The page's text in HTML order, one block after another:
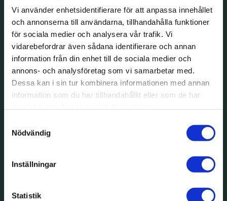
Vi använder enhetsidentifierare för att anpassa innehållet
och annonserna till användarna, tillhandahålla funktioner
för sociala medier och analysera vår trafik. Vi
vidarebefordrar även sådana identifierare och annan
information från din enhet till de sociala medier och
annons- och analysföretag som vi samarbetar med.
Dessa kan i sin tur kombinera informationen med annan
information som du har tillhandahållit eller som de har
Nödvändig
Inställningar
Statistik